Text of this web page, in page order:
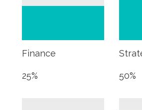
Finance
25% 50%